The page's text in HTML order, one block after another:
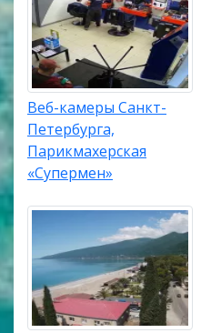
Веб-камеры Санкт-
Петербурга,
Парикмахерская
«Супермен»